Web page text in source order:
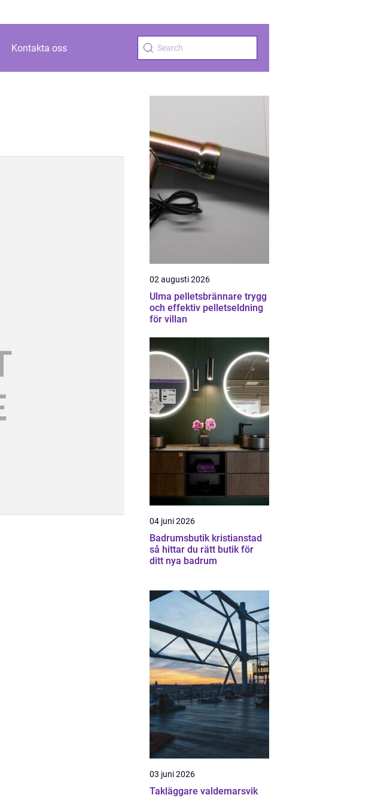
Kontakta oss
02 augusti 2026
Ulma pelletsbrännare trygg
och effektiv pelletseldning
för villan
04 juni 2026
Badrumsbutik kristianstad
så hittar du rätt butik för
ditt nya badrum
03 juni 2026
Takläggare valdemarsvik